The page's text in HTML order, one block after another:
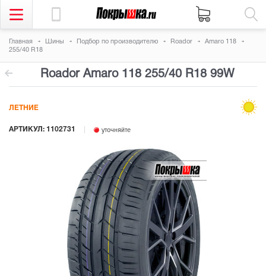
Главная Шины Подбор по производителю Roador
Amaro 118
255/40 R18
Roador Amaro 118 255/40 R18 99W
АРТИКУЛ: 1102731 уточняйте
ЛЕТНИЕ